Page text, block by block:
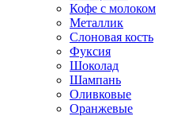
Кофе с молоком
Металлик
Слоновая кость
Фуксия
Шоколад
Шампань
Оливковые
Оранжевые